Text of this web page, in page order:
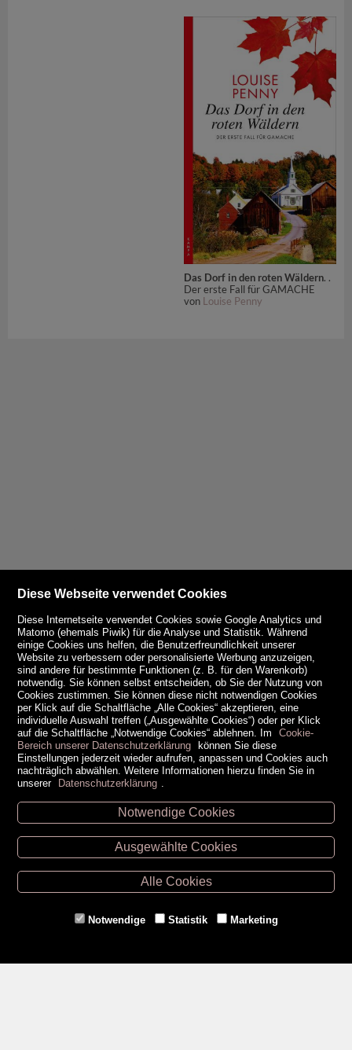
Das Dorf in den roten Wäldern. .
Der erste Fall für GAMACHE
von Louise Penny
Unsere Öffnungszeiten
Retz -02942/20433
Hollabrunn -02952/30057
Eggenburg -02984/3836
Gmünd -
Diese Webseite verwendet Cookies
Diese Internetseite verwendet Cookies sowie Google Analytics und
Matomo (ehemals Piwik) für die Analyse und Statistik. Während
einige Cookies uns helfen, die Benutzerfreundlichkeit unserer
Website zu verbessern oder personalisierte Werbung anzuzeigen,
sind andere für bestimmte Funktionen (z. B. für den Warenkorb)
notwendig. Sie können selbst entscheiden, ob Sie der Nutzung von
Cookies zustimmen. Sie können diese nicht notwendigen Cookies
per Klick auf die Schaltfläche „Alle Cookies“ akzeptieren, eine
individuelle Auswahl treffen („Ausgewählte Cookies“) oder per Klick
auf die Schaltfläche „Notwendige Cookies“ ablehnen. Im
Cookie-
Bereich unserer Datenschutzerklärung können Sie diese
Einstellungen jederzeit wieder aufrufen, anpassen und Cookies auch
nachträglich abwählen. Weitere Informationen hierzu finden Sie in
unserer Datenschutzerklärung
Notwendige Cookies
Ausgewählte Cookies
Alle Cookies
Notwendige Statistik Marketing